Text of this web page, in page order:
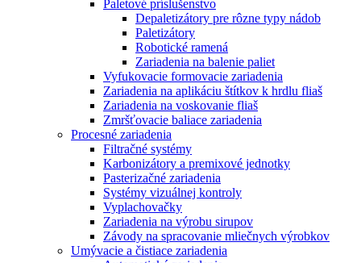
Paletové príslušenstvo
Depaletizátory pre rôzne typy nádob
Paletizátory
Robotické ramená
Zariadenia na balenie paliet
Vyfukovacie formovacie zariadenia
Zariadenia na aplikáciu štítkov k hrdlu fliaš
Zariadenia na voskovanie fliaš
Zmršťovacie baliace zariadenia
Procesné zariadenia
Filtračné systémy
Karbonizátory a premixové jednotky
Pasterizačné zariadenia
Systémy vizuálnej kontroly
Vyplachovačky
Zariadenia na výrobu sirupov
Závody na spracovanie mliečnych výrobkov
Umývacie a čistiace zariadenia